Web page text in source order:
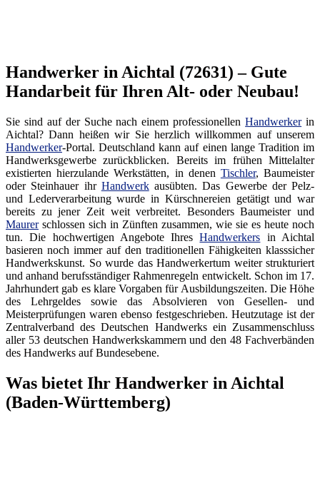
Handwerker in Aichtal (72631) – Gute
Handarbeit für Ihren Alt- oder Neubau!
Sie sind auf der Suche nach einem professionellenHandwerkerin
Aichtal? Dann heißen wir Sie herzlich willkommen auf unserem
Handwerker-Portal. Deutschland kann auf einen lange Tradition im
Handwerksgewerbe zurückblicken. Bereits im frühen Mittelalter
existierten hierzulande Werkstätten, in denen Tischler, Baumeister
oder Steinhauer ihr Handwerkausübten. Das Gewerbe der Pelz-
und Lederverarbeitung wurde in Kürschnereien getätigt und war
bereits zu jener Zeit weit verbreitet. Besonders Baumeister und
Maurerschlossen sich in Zünften zusammen, wie sie es heute noch
tun. Die hochwertigen Angebote IhresHandwerkers in Aichtal
basieren noch immer auf den traditionellen Fähigkeiten klasssicher
Handwerkskunst. So wurde das Handwerkertum weiter strukturiert
und anhand berufsständiger Rahmenregeln entwickelt. Schon im 17.
Jahrhundert gab es klare Vorgaben für Ausbildungszeiten. Die Höhe
des Lehrgeldes sowie das Absolvieren von Gesellen- und
Meisterprüfungen waren ebenso festgeschrieben. Heutzutage ist der
Zentralverband des Deutschen Handwerks ein Zusammenschluss
aller 53 deutschen Handwerkskammern und den 48 Fachverbänden
des Handwerks auf Bundesebene.
Was bietet Ihr Handwerker in Aichtal
(Baden-Württemberg)